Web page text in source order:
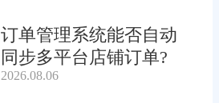
订单管理系统能否自动
同步多平台店铺订单?
2026.08.06